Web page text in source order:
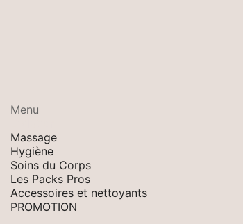
Menu
Massage
Hygiène
Soins du Corps
Les Packs Pros
Accessoires et nettoyants
PROMOTION